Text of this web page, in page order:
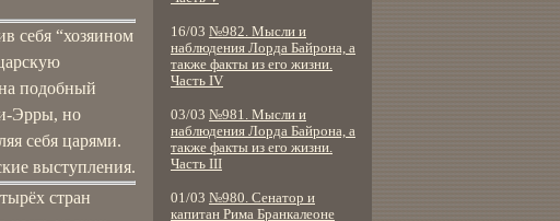
себя “хозяином
подобный
Эрры, но
себя царями.
выступления.
стран
16/03 №982. Мысли и
наблюдения Лорда Байрона, а
также факты из его жизни.
Часть IV
03/03 №981. Мысли и
наблюдения Лорда Байрона, а
также факты из его жизни.
Часть III
01/03 №980. Сенатор и
капитан Рима Бранкалеоне